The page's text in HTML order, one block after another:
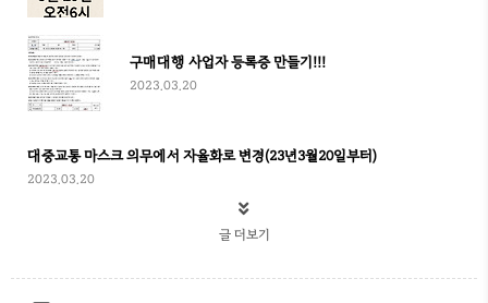
구매대행 사업자 등록증 만들기!!!
2023.03.20
대중교통 마스크 의무에서 자율화로 변경(23년3월20일부터)
2023.03.20
글 더보기